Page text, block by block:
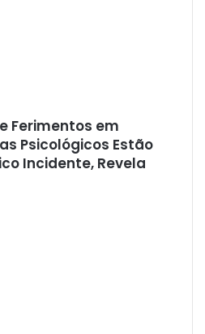
Ferimentos em
Psicológicos Estão
Incidente, Revela